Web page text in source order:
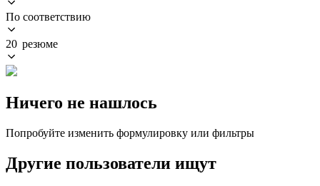
По соответствию
20 резюме
Ничего не нашлось
Попробуйте изменить формулировку или фильтры
Другие пользователи ищут